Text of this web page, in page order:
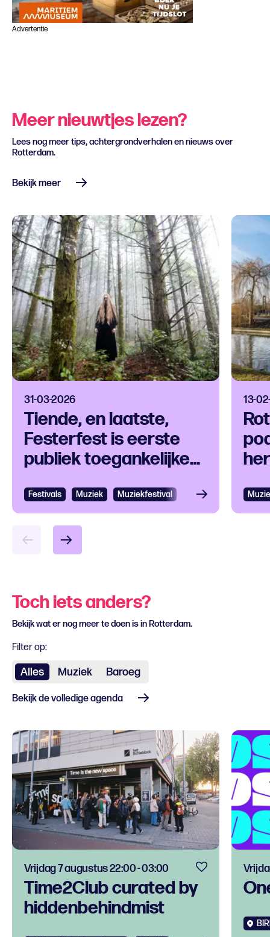
Advertentie
Meer nieuwtjes lezen?
Lees nog meer tips, achtergrondverhalen en nieuws over
Rotterdam.
Bekijk meer
31-03-2026
Tiende, en laatste,
Festerfest is eerste
publiek toegankelijke
Festivals Muziek Muziekfestival Pop en Rock
13-
Toch iets anders?
Bekijk wat er nog meer te doen is in Rotterdam.
Filter op:
Alles Muziek Baroeg
Bekijk de volledige agenda
Time2Club curated by
hiddenbehindmist
Vrijdag 7 augustus 22:00 - 03:00